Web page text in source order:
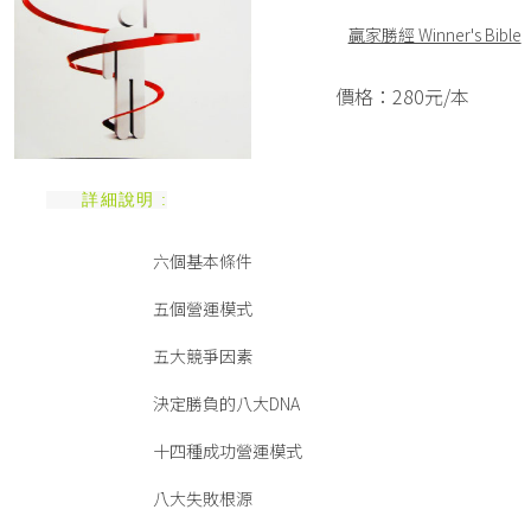
贏家勝經 Winner's Bible
價格：280元/本
詳細說明 :
六個基本條件
五個營運模式
五大競爭因素
決定勝負的八大DNA
十四種成功營運模式
八大失敗根源